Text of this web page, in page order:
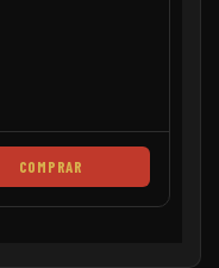
COMPRAR